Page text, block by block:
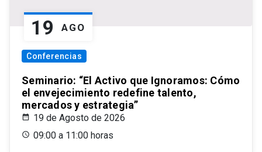
19 AGO
Conferencias
Seminario: “El Activo que Ignoramos: Cómo
el envejecimiento redefine talento,
mercados y estrategia”
19 de Agosto de 2026
09:00 a 11:00 horas